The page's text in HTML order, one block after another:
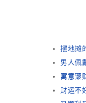
摆地摊
男人佩
寓意聚
财运不